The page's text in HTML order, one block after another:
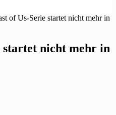
of Us-Serie startet nicht mehr in
startet nicht mehr in